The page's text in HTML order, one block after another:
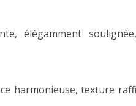
élégamment
harmonieuse, texture